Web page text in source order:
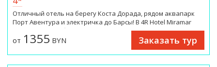
других вариантов в этом районе. Парам особенно нравится
расположение — они оценили проживание в этом районе
для поездки вдвоем на 8,8. Здесь лучшее соотношение цены
и качества в городе Авсаллар! По сравнению с другими
вариантами в этом городе, гости получают больше за те же
Отличный отель на берегу Коста Дорада, рядом аквапарк
Порт Авентура и электричка до Барсы! В 4R Hotel Miramar
Calafell 3* Вам обеспечен отличный отдых на море в
Испании!
от 1355 BYN Заказать тур